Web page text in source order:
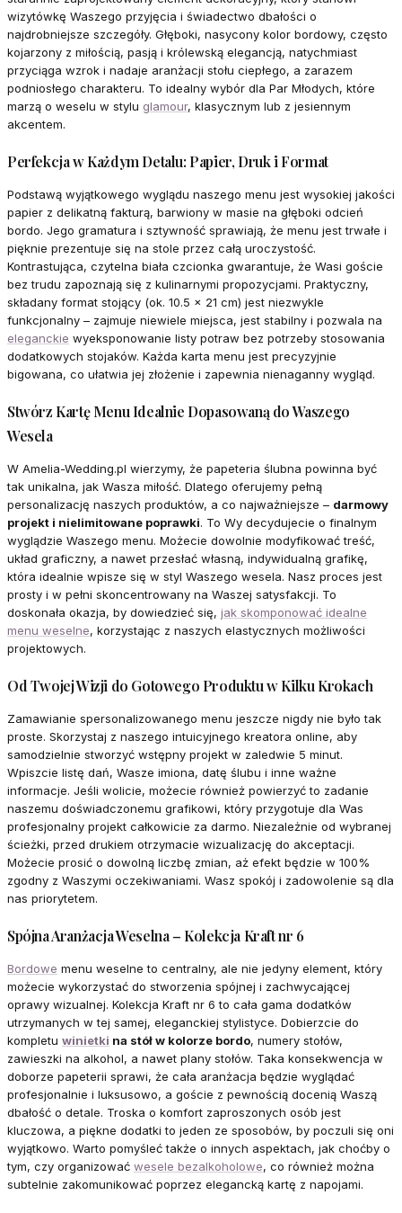
wizytówkę Waszego przyjęcia i świadectwo dbałości o
najdrobniejsze szczegóły. Głęboki, nasycony kolor bordowy, często
kojarzony z miłością, pasją i królewską elegancją, natychmiast
przyciąga wzrok i nadaje aranżacji stołu ciepłego, a zarazem
podniosłego charakteru. To idealny wybór dla Par Młodych, które
marzą o weselu w stylu glamour, klasycznym lub z jesiennym
akcentem.
Perfekcja w Każdym Detalu: Papier, Druk i Format
Podstawą wyjątkowego wyglądu naszego menu jest wysokiej jakości
papier z delikatną fakturą, barwiony w masie na głęboki odcień
bordo. Jego gramatura i sztywność sprawiają, że menu jest trwałe i
pięknie prezentuje się na stole przez całą uroczystość.
Kontrastująca, czytelna biała czcionka gwarantuje, że Wasi goście
bez trudu zapoznają się z kulinarnymi propozycjami. Praktyczny,
składany format stojący (ok. 10.5 x 21 cm) jest niezwykle
funkcjonalny – zajmuje niewiele miejsca, jest stabilny i pozwala na
eleganckie wyeksponowanie listy potraw bez potrzeby stosowania
dodatkowych stojaków. Każda karta menu jest precyzyjnie
bigowana, co ułatwia jej złożenie i zapewnia nienaganny wygląd.
Stwórz Kartę Menu Idealnie Dopasowaną do Waszego
Wesela
W Amelia-Wedding.pl wierzymy, że papeteria ślubna powinna być
tak unikalna, jak Wasza miłość. Dlatego oferujemy pełną
personalizację naszych produktów, a co najważniejsze – darmowy
projekt i nielimitowane poprawki. To Wy decydujecie o finalnym
wyglądzie Waszego menu. Możecie dowolnie modyfikować treść,
układ graficzny, a nawet przesłać własną, indywidualną grafikę,
która idealnie wpisze się w styl Waszego wesela. Nasz proces jest
prosty i w pełni skoncentrowany na Waszej satysfakcji. To
doskonała okazja, by dowiedzieć się, jak skomponować idealne
menu weselne, korzystając z naszych elastycznych możliwości
projektowych.
Od Twojej Wizji do Gotowego Produktu w Kilku Krokach
Zamawianie spersonalizowanego menu jeszcze nigdy nie było tak
proste. Skorzystaj z naszego intuicyjnego kreatora online, aby
samodzielnie stworzyć wstępny projekt w zaledwie 5 minut.
Wpiszcie listę dań, Wasze imiona, datę ślubu i inne ważne
informacje. Jeśli wolicie, możecie również powierzyć to zadanie
naszemu doświadczonemu grafikowi, który przygotuje dla Was
profesjonalny projekt całkowicie za darmo. Niezależnie od wybranej
ścieżki, przed drukiem otrzymacie wizualizację do akceptacji.
Możecie prosić o dowolną liczbę zmian, aż efekt będzie w 100%
zgodny z Waszymi oczekiwaniami. Wasz spokój i zadowolenie są dla
nas priorytetem.
Spójna Aranżacja Weselna – Kolekcja Kraft nr 6
Bordowe menu weselne to centralny, ale nie jedyny element, który
możecie wykorzystać do stworzenia spójnej i zachwycającej
oprawy wizualnej. Kolekcja Kraft nr 6 to cała gama dodatków
utrzymanych w tej samej, eleganckiej stylistyce. Dobierzcie do
kompletu winietki na stół w kolorze bordo, numery stołów,
zawieszki na alkohol, a nawet plany stołów. Taka konsekwencja w
doborze papeterii sprawi, że cała aranżacja będzie wyglądać
profesjonalnie i luksusowo, a goście z pewnością docenią Waszą
dbałość o detale. Troska o komfort zaproszonych osób jest
kluczowa, a piękne dodatki to jeden ze sposobów, by poczuli się oni
wyjątkowo. Warto pomyśleć także o innych aspektach, jak choćby o
tym, czy organizować wesele bezalkoholowe, co również można
subtelnie zakomunikować poprzez elegancką kartę z napojami.